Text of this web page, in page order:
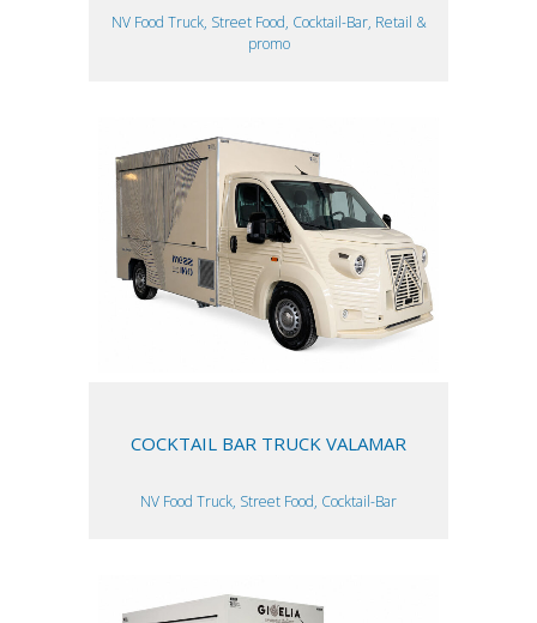
NV Food Truck, Street Food, Cocktail-Bar, Retail &
promo
COCKTAIL BAR TRUCK VALAMAR
NV Food Truck, Street Food, Cocktail-Bar